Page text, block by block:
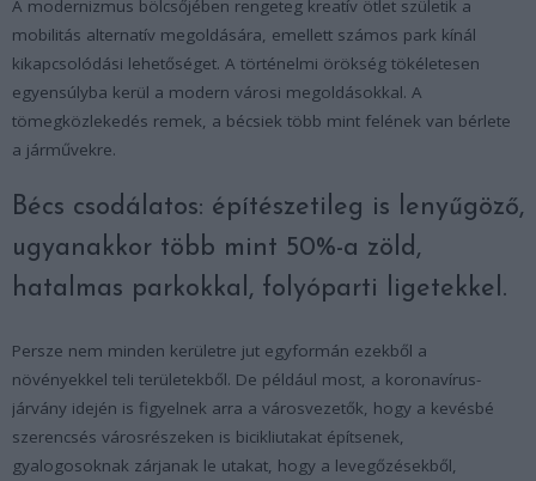
A modernizmus bölcsőjében rengeteg kreatív ötlet születik a
mobilitás alternatív megoldására, emellett számos park kínál
kikapcsolódási lehetőséget. A történelmi örökség tökéletesen
egyensúlyba kerül a modern városi megoldásokkal. A
tömegközlekedés remek, a bécsiek több mint felének van bérlete
a járművekre.
Bécs csodálatos: építészetileg is lenyűgöző,
ugyanakkor több mint 50%-a zöld,
hatalmas parkokkal, folyóparti ligetekkel.
Persze nem minden kerületre jut egyformán ezekből a
növényekkel teli területekből. De például most, a koronavírus-
járvány idején is figyelnek arra a városvezetők, hogy a kevésbé
szerencsés városrészeken is bicikliutakat építsenek,
gyalogosoknak zárjanak le utakat, hogy a levegőzésekből,